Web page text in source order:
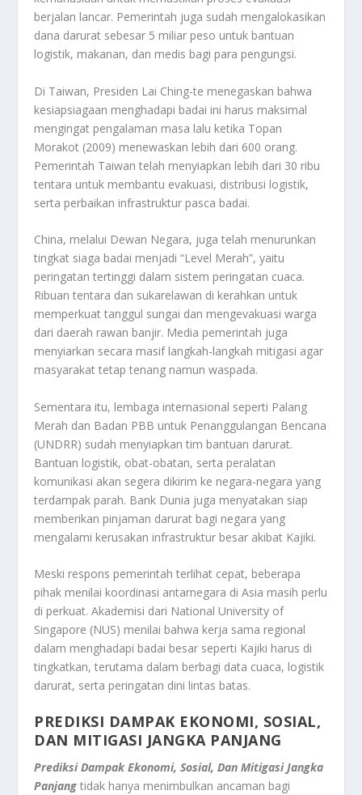
berjalan lancar. Pemerintah juga sudah mengalokasikan
dana darurat sebesar 5 miliar peso untuk bantuan
logistik, makanan, dan medis bagi para pengungsi.
Di Taiwan, Presiden Lai Ching-te menegaskan bahwa
kesiapsiagaan menghadapi badai ini harus maksimal
mengingat pengalaman masa lalu ketika Topan
Morakot (2009) menewaskan lebih dari 600 orang.
Pemerintah Taiwan telah menyiapkan lebih dari 30 ribu
tentara untuk membantu evakuasi, distribusi logistik,
serta perbaikan infrastruktur pasca badai.
China, melalui Dewan Negara, juga telah menurunkan
tingkat siaga badai menjadi “Level Merah”, yaitu
peringatan tertinggi dalam sistem peringatan cuaca.
Ribuan tentara dan sukarelawan di kerahkan untuk
memperkuat tanggul sungai dan mengevakuasi warga
dari daerah rawan banjir. Media pemerintah juga
menyiarkan secara masif langkah-langkah mitigasi agar
masyarakat tetap tenang namun waspada.
Sementara itu, lembaga internasional seperti Palang
Merah dan Badan PBB untuk Penanggulangan Bencana
(UNDRR) sudah menyiapkan tim bantuan darurat.
Bantuan logistik, obat-obatan, serta peralatan
komunikasi akan segera dikirim ke negara-negara yang
terdampak parah. Bank Dunia juga menyatakan siap
memberikan pinjaman darurat bagi negara yang
mengalami kerusakan infrastruktur besar akibat Kajiki.
Meski respons pemerintah terlihat cepat, beberapa
pihak menilai koordinasi antarnegara di Asia masih perlu
di perkuat. Akademisi dari National University of
Singapore (NUS) menilai bahwa kerja sama regional
dalam menghadapi badai besar seperti Kajiki harus di
tingkatkan, terutama dalam berbagi data cuaca, logistik
darurat, serta peringatan dini lintas batas.
PREDIKSI DAMPAK EKONOMI, SOSIAL,
DAN MITIGASI JANGKA PANJANG
Prediksi Dampak Ekonomi, Sosial, Dan Mitigasi Jangka
Panjangtidak hanya menimbulkan ancaman bagi